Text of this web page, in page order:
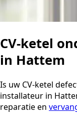
CV-ketel
in Hattem
Is uw CV-ketel
installateur in
reparatie en